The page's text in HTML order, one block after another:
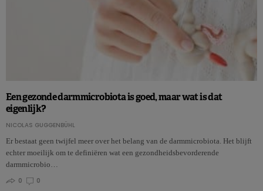
Een gezonde darmmicrobiota is goed, maar wat is dat
eigenlijk?
NICOLAS GUGGENBÜHL
Er bestaat geen twijfel meer over het belang van de darmmicrobiota. Het blijft
echter moeilijk om te definiëren wat een gezondheidsbevorderende
darmmicrobio…
0
0